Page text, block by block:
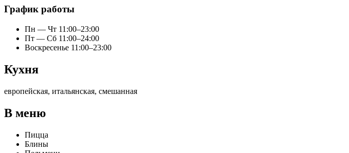
График работы
Пн — Чт 11:00–23:00
Пт — Сб 11:00–24:00
Воскресенье 11:00–23:00
Кухня
европейская, итальянская, смешанная
В меню
​Пицца​
Блины​